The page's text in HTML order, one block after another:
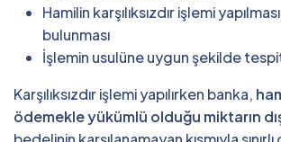
Hamilin karşılıksızdır işlemi
bulunması
İşlemin usulüne uygun şekilde
Karşılıksızdır işlemi yapılırken banka,
ödemekle yükümlü olduğu miktarın